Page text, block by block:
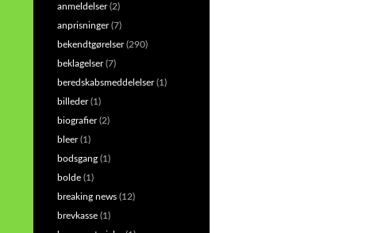
anmeldelser(2)
anprisninger(7)
bekendtgørelser(290)
beklagelser(7)
beredskabsmeddelelser(1)
billeder(1)
biografier(2)
bleer(1)
bodsgang (1)
bolde (1)
breaking news (12)
brevkasse (1)